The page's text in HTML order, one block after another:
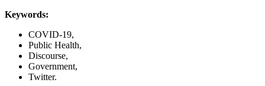
Keywords:
COVID-19,
Public Health,
Discourse,
Government,
Twitter.